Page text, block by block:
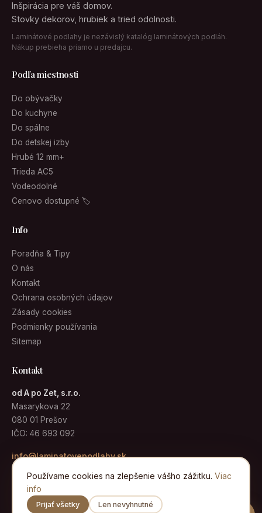
Používame cookies na zlepšenie vášho zážitku. Viac
info
Prijať všetky Len nevyhnutné
Inšpirácia pre váš domov.
Stovky dekorov, hrubiek a tried odolnosti.
Laminátové podlahy je nezávislý katalóg laminátových podláh.
Nákup prebieha priamo u predajcu.
Podľa miestnosti
Do obývačky
Do kuchyne
Do spálne
Do detskej izby
Hrubé 12 mm+
Trieda AC5
Vodeodolné
Cenovo dostupné 🏷
Info
Poradňa & Tipy
O nás
Kontakt
Ochrana osobných údajov
Zásady cookies
Podmienky používania
Sitemap
Kontakt
od A po Zet, s.r.o.
Masarykova 22
080 01 Prešov
IČO: 46 693 092
info@laminatovepodlahy.sk
© 2026 Laminátové podlahy · od A po Zet, s.r.o. · Všetky práva